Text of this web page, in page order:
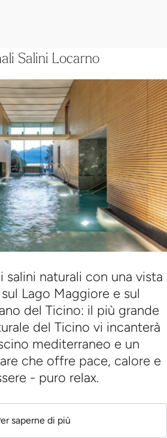
Salini Locarno
salini naturali con una vista
Lago Maggiore e sul
del Ticino: il più grande
del Ticino vi incanterà
mediterraneo e un
che offre pace, calore e
- puro relax.
saperne di più